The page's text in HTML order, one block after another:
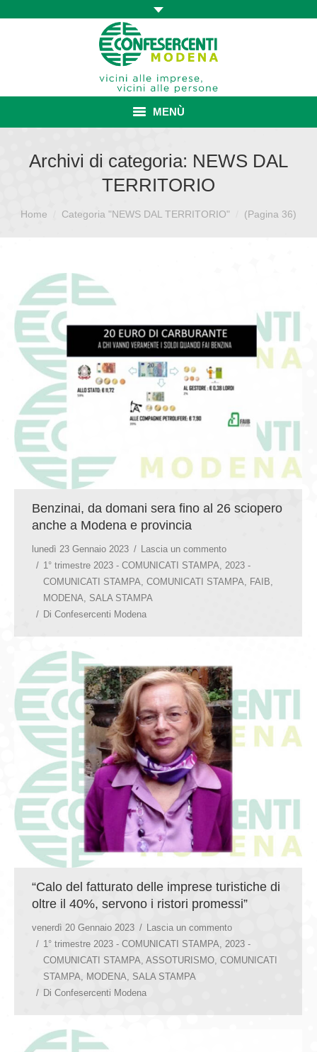
MENÙ
ASSOCIAZIONE
ISCRIZIONE E VANTAGGI
CATEGORIE SINDACALI
GIOVEDÌ GASTRONOMICI
COMUNICATI E NEWS
Archivi di categoria: NEWS DAL
TERRITORIO
Sei qui:
Home Categoria "NEWS DAL TERRITORIO" (Pagina 36)
Benzinai, da domani sera fino al 26 sciopero
anche a Modena e provincia
lunedì 23 Gennaio 2023
Lascia un commento
1° trimestre 2023 - COMUNICATI STAMPA, 2023 -
COMUNICATI STAMPA, COMUNICATI STAMPA, FAIB,
MODENA, SALA STAMPA
Di Confesercenti Modena
“Calo del fatturato delle imprese turistiche di
oltre il 40%, servono i ristori promessi”
venerdì 20 Gennaio 2023
Lascia un commento
1° trimestre 2023 - COMUNICATI STAMPA
2023 -
COMUNICATI STAMPA ASSOTURISMO COMUNICATI
STAMPA
MODENA
SALA STAMPA
Di Confesercenti Modena